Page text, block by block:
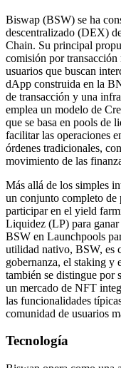
Biswap (BSW) se ha
descentralizado (DEX)
Chain. Su principal
comisión por transacción
usuarios que buscan
dApp construida en la
de transacción y una
emplea un modelo de
que se basa en pools de
facilitar las operaciones
órdenes tradicionales,
movimiento de las
Más allá de los simples
un conjunto completo de
participar en el yield
Liquidez (LP) para ganar
BSW en Launchpools
utilidad nativo, BSW, es
gobernanza, el staking y
también se distingue por
un mercado de NFT
las funcionalidades
comunidad de usuarios
Tecnología